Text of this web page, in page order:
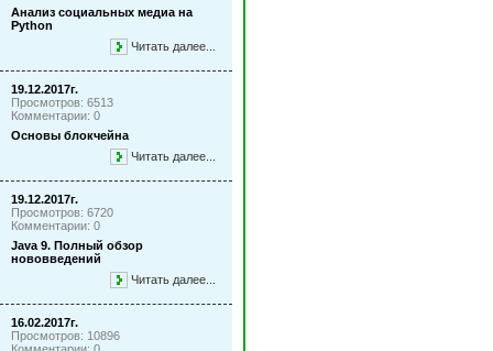
Анализ социальных медиа на
Python
Читать далее...
19.12.2017г.
Просмотров: 6513
Комментарии: 0
Основы блокчейна
Читать далее...
19.12.2017г.
Просмотров: 6720
Комментарии: 0
Java 9. Полный обзор
нововведений
Читать далее...
16.02.2017г.
Просмотров: 10896